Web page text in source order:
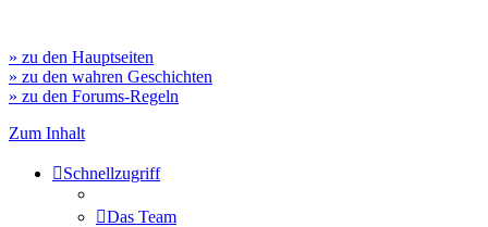
» zu den Hauptseiten
» zu den wahren Geschichten
» zu den Forums-Regeln
Zum Inhalt
Schnellzugriff
Das Team